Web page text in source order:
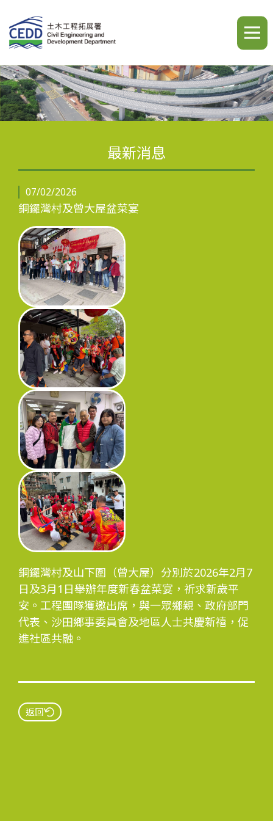
繁 简 ENG A A A
簡介
最新消息
工程進度
環境事宜
社區協作
資訊中心
最新消息
07/02/2026
銅鑼灣村及曾大屋盆菜宴
銅鑼灣村及山下圍（曾大屋）分別於2026年2月7
日及3月1日舉辦年度新春盆菜宴，祈求新歲平
安。工程團隊獲邀出席，與一眾鄉親、政府部門
代表、沙田鄉事委員會及地區人士共慶新禧，促
進社區共融。
返回